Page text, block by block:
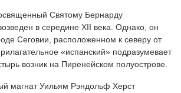
Святому Бернарду
в середине XII века. Однако, он
Сеговии, расположенном к северу от
«испанский» подразумевает
возник на Пиренейском полуострове.
магнат Уильям Рэндольф Херст